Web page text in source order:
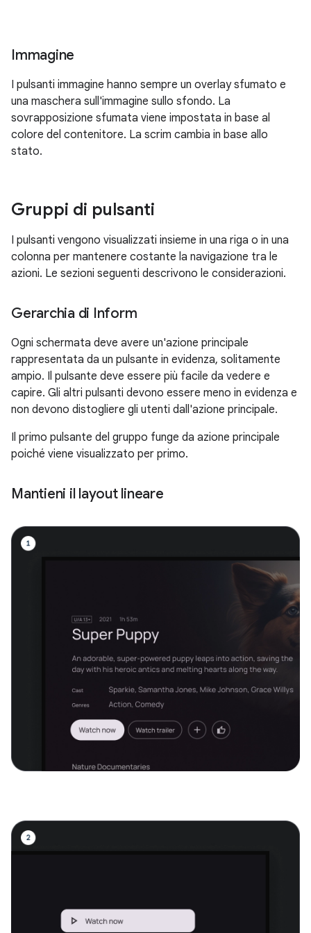
Immagine
I pulsanti immagine hanno sempre un overlay sfumato e
una maschera sull'immagine sullo sfondo. La
sovrapposizione sfumata viene impostata in base al
colore del contenitore. La scrim cambia in base allo
stato.
Gruppi di pulsanti
I pulsanti vengono visualizzati insieme in una riga o in una
colonna per mantenere costante la navigazione tra le
azioni. Le sezioni seguenti descrivono le considerazioni.
Gerarchia di Inform
Ogni schermata deve avere un'azione principale
rappresentata da un pulsante in evidenza, solitamente
ampio. Il pulsante deve essere più facile da vedere e
capire. Gli altri pulsanti devono essere meno in evidenza e
non devono distogliere gli utenti dall'azione principale.
Il primo pulsante del gruppo funge da azione principale
poiché viene visualizzato per primo.
Mantieni il layout lineare